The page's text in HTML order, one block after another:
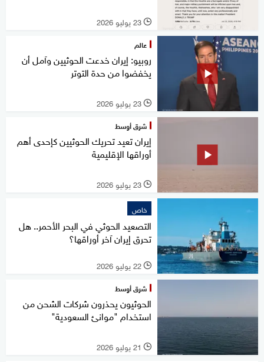
l 23 يوليو 2026
عالم
روبيو: إيران خدعت الحوثيين وآمل أن
يخفضوا من حدة التوتر
l 23 يوليو 2026
شرق أوسط
إيران تعيد تحريك الحوثيين كإحدى أهم
أوراقها الإقليمية
l 23 يوليو 2026
خاص
التصعيد الحوثي في البحر الأحمر.. هل
تحرق إيران آخر أوراقها؟
l 22 يوليو 2026
شرق أوسط
الحوثيون يحذرون شركات الشحن من
استخدام "موانئ السعودية"
l 21 يوليو 2026